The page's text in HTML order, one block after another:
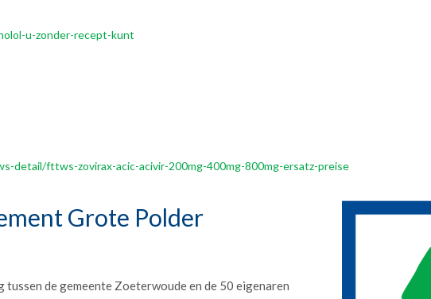
u-zonder-recept-kunt
detail/fttws-zovirax-acic-acivir-200mg-400mg-800mg-ersatz-preise
Grote Polder
tussen de gemeente Zoeterwoude en de 50 eigenaren